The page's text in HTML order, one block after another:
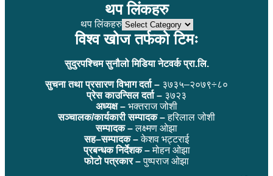
थप लिंकहरु
थप लिंकहरु
विश्व खोज तर्फको टिमः
सुदुरपश्चिम सुनौलो मिडिया नेटवर्क प्रा.लि.
सुचना तथा प्रसारण विभाग दर्ता – ३७३५–२०७९÷८०
प्रेस काउन्सिल दर्ता – ३७२३
अध्यक्ष – भक्तराज जोशी
सञ्चालक/कार्यकारी सम्पादक –हरिलाल जोशी
सम्पादक –लक्ष्मण ओझा
सह–सम्पादक –केशव भट्टराई
प्रबन्धक निर्देशक –मोहन ओझा
फोटो पत्रकार –पुष्पराज ओझा